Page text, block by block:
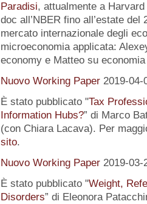
Paradisi, attualmente a
doc all’NBER fino all’estate
mercato internazionale degli
microeconomia applicata:
economy e Matteo su
Nuovo Working Paper 2019-04-
È stato pubblicato "Tax
Information Hubs?” di Marco
(con Chiara Lacava). Per
sito.
Nuovo Working Paper 2019-03-
È stato pubblicato "Weight,
Disorders” di Eleonora